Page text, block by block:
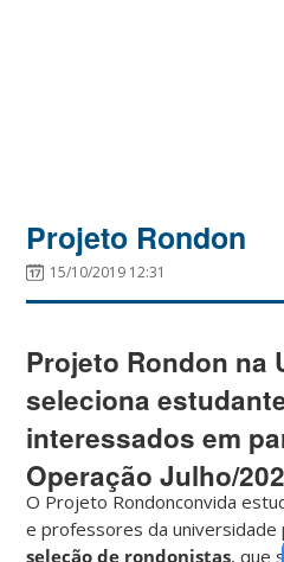
Projeto Rondon
15/10/2019 12:31
Projeto Rondon na
seleciona
interessados em
Operação Julho/
O Projeto Rondonconvida
e professores da universidade
seleção de rondonistas, que